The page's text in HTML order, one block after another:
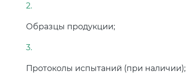
Образцы продукции;
Протоколы испытаний (при наличии);